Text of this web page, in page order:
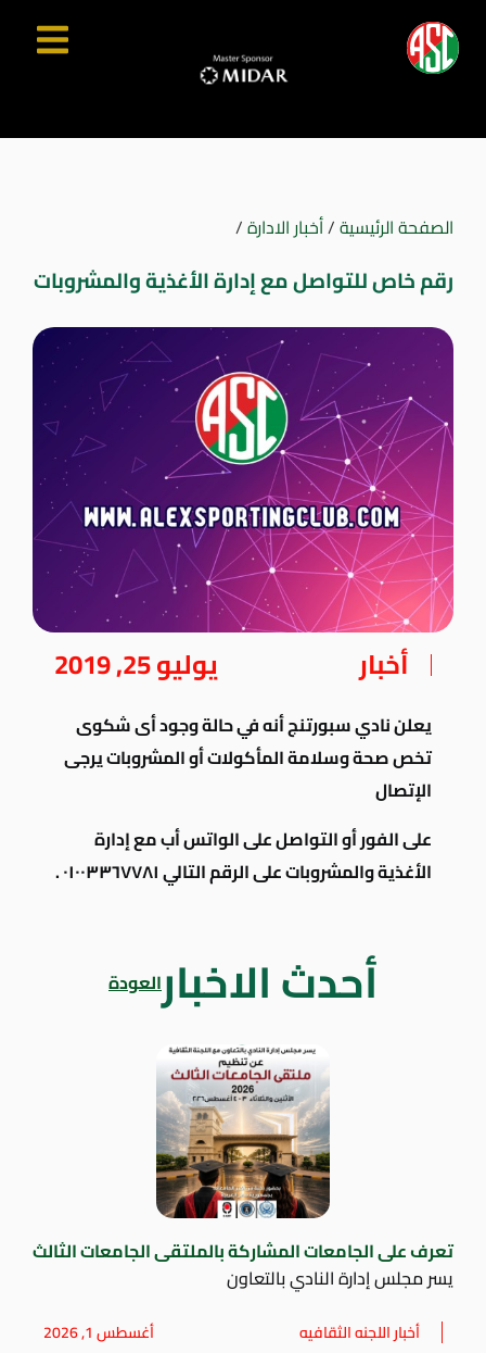
الصفحة الرئيسية/أخبار الادارة/
رقم خاص للتواصل مع إدارة الأغذية والمشروبات
أخبار يوليو 25, 2019
يعلن نادي سبورتنج أنه في حالة وجود أى شكوى
تخص صحة وسلامة المأكولات أو المشروبات يرجى
الإتصال
على الفور أو التواصل على الواتس أب مع إدارة
الأغذية والمشروبات على الرقم التالي ٠١٠٠٣٣٦٧٧٨١ .
أحدث الاخبارالعودة
تعرف على الجامعات المشاركة بالملتقى الجامعات الثالث
يسر مجلس إدارة النادي بالتعاون
أخبار اللجنه الثقافيه أغسطس 1, 2026